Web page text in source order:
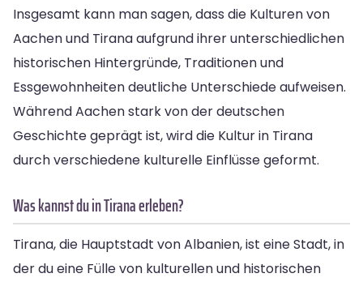
Insgesamt kann man sagen, dass die Kulturen von
Aachen und Tirana aufgrund ihrer unterschiedlichen
historischen Hintergründe, Traditionen und
Essgewohnheiten deutliche Unterschiede aufweisen.
Während Aachen stark von der deutschen
Geschichte geprägt ist, wird die Kultur in Tirana
durch verschiedene kulturelle Einflüsse geformt.
Was kannst du in Tirana erleben?
Tirana, die Hauptstadt von Albanien, ist eine Stadt, in
der du eine Fülle von kulturellen und historischen